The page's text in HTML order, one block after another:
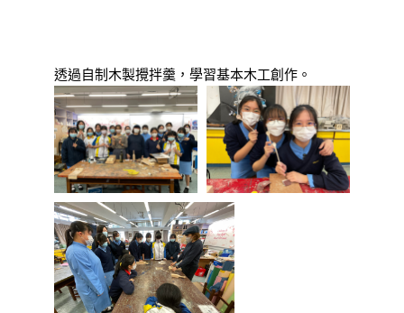
透過自制木製攪拌羹，學習基本木工創作。